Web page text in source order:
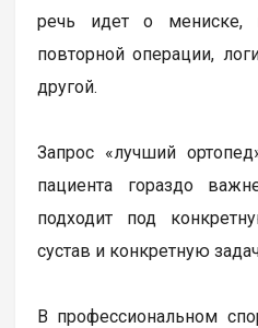
речь идет о мениске,
повторной операции,
другой.
Запрос «лучший
пациента гораздо
подходит под
сустав и конкретную
В профессиональном